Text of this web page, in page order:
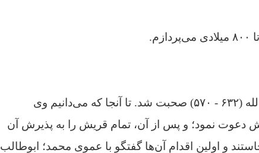
پیش از این؛ از پیامبر اسلام محمد بن عبدالله (‎۵۷۰ - ۶۳۲) صحبت شد. تا آنجا که می‌دانیم وی
دعوت نمود؛ و پس از آن، تمام قریش را به پذیرش آن
و اولین اقدام آن‌ها گفتگو با عموی محمد؛ ابوطالب